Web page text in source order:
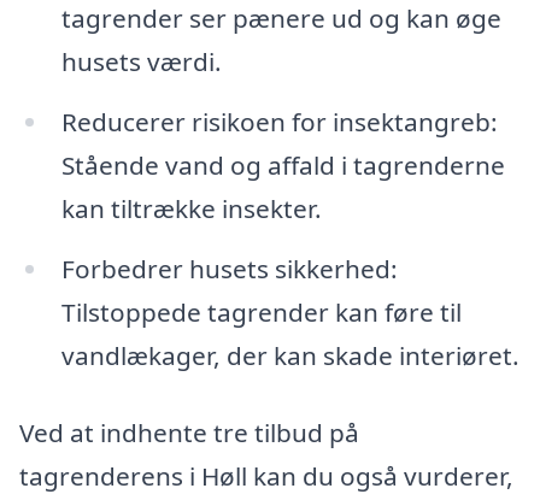
tagrender ser pænere ud og kan øge
husets værdi.
Reducerer risikoen for insektangreb:
Stående vand og affald i tagrenderne
kan tiltrække insekter.
Forbedrer husets sikkerhed:
Tilstoppede tagrender kan føre til
vandlækager, der kan skade interiøret.
Ved at indhente tre tilbud på
tagrenderens i Høll kan du også vurderer,